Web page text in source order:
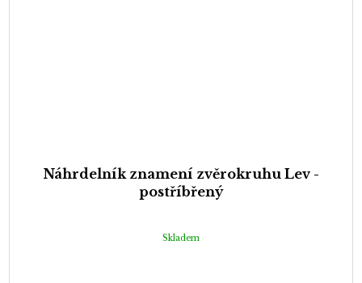
Náhrdelník znamení zvěrokruhu Lev -
postříbřený
Skladem